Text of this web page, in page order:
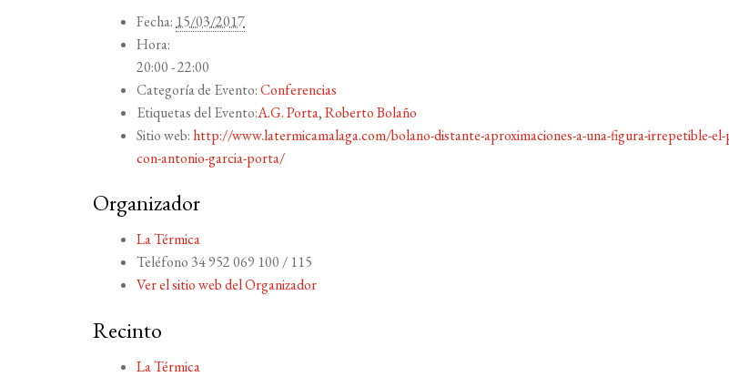
Fecha: 15/03/2017
Hora:
20:00 - 22:00
Categoría de Evento: Conferencias
Etiquetas del Evento:A.G. Porta,Roberto Bolaño
Sitio web: http://www.latermicamalaga.com/bolano-distante-aproximaciones-a-una-figura-irrepetible-el-
con-antonio-garcia-porta/
Organizador
La Térmica
Teléfono 34 952 069 100 / 115
Ver el sitio web del Organizador
Recinto
La Térmica